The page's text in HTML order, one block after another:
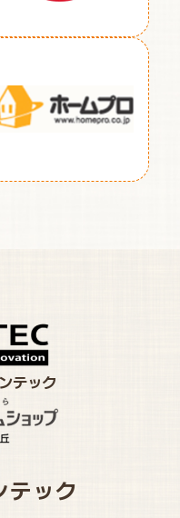
テック
テック